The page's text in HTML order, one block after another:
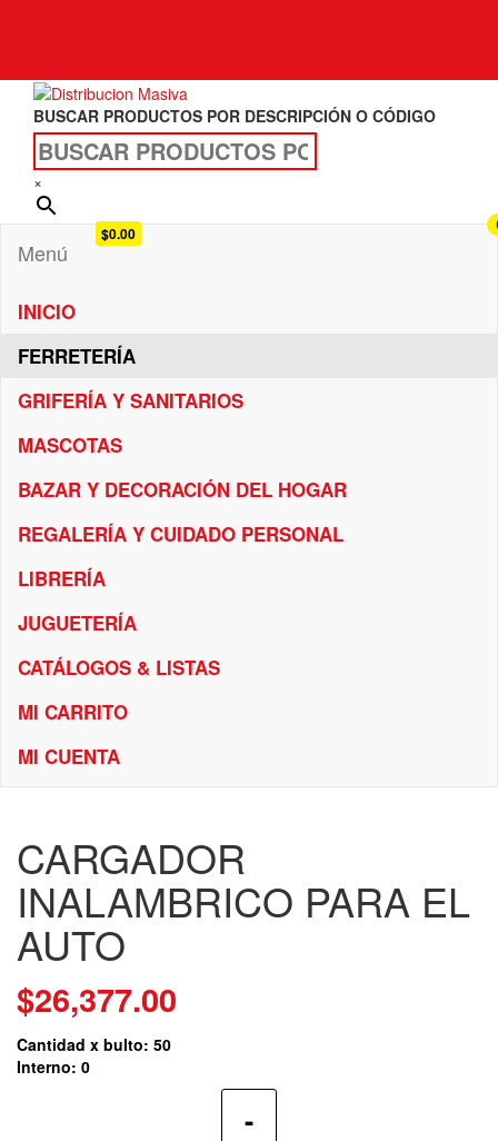
Distribucion Masiva
BUSCAR PRODUCTOS POR DESCRIPCIÓN O CÓDIGO
×
Menú
$0.00
INICIO
FERRETERÍA
GRIFERÍA Y SANITARIOS
MASCOTAS
BAZAR Y DECORACIÓN DEL HOGAR
REGALERÍA Y CUIDADO PERSONAL
LIBRERÍA
JUGUETERÍA
CATÁLOGOS & LISTAS
MI CARRITO
MI CUENTA
CARGADOR
INALAMBRICO PARA EL
AUTO
$26,377.00
Cantidad x bulto: 50
Interno: 0
-